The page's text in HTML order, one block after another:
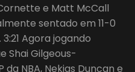
e Matt McCall
sentado em 11-0
Agora jogando
Shai Gilgeous-
NBA, Nekias Duncan e